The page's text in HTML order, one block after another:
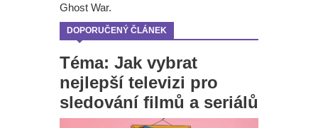
Ghost War.
DOPORUČENÝ ČLÁNEK
Téma: Jak vybrat
nejlepší televizi pro
sledování filmů a seriálů